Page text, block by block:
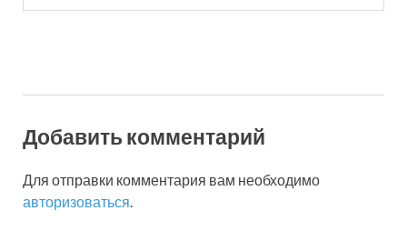
Добавить комментарий
Для отправки комментария вам необходимо
авторизоваться.